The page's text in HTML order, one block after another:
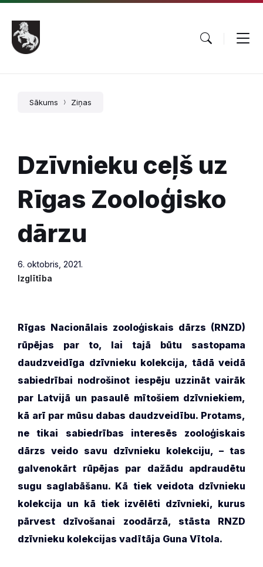
Pāriet
saturu
Skip
main
navigation
Skip
footer
Sākums Ziņas
Dzīvnieku ceļš uz
Rīgas Zooloģisko
dārzu
6. oktobris, 2021.
Izglītība
Rīgas Nacionālais zooloģiskais dārzs (RNZD)
rūpējas par to, lai tajā būtu sastopama
daudzveidīga dzīvnieku kolekcija, tādā veidā
sabiedrībai nodrošinot iespēju uzzināt vairāk
par Latvijā un pasaulē mītošiem dzīvniekiem,
kā arī par mūsu dabas daudzveidību. Protams,
ne tikai sabiedrības interesēs zooloģiskais
dārzs veido savu dzīvnieku kolekciju, – tas
galvenokārt rūpējas par dažādu apdraudētu
sugu saglabāšanu. Kā tiek veidota dzīvnieku
kolekcija un kā tiek izvēlēti dzīvnieki, kurus
pārvest dzīvošanai zoodārzā, stāsta RNZD
dzīvnieku kolekcijas vadītāja Guna Vītola.